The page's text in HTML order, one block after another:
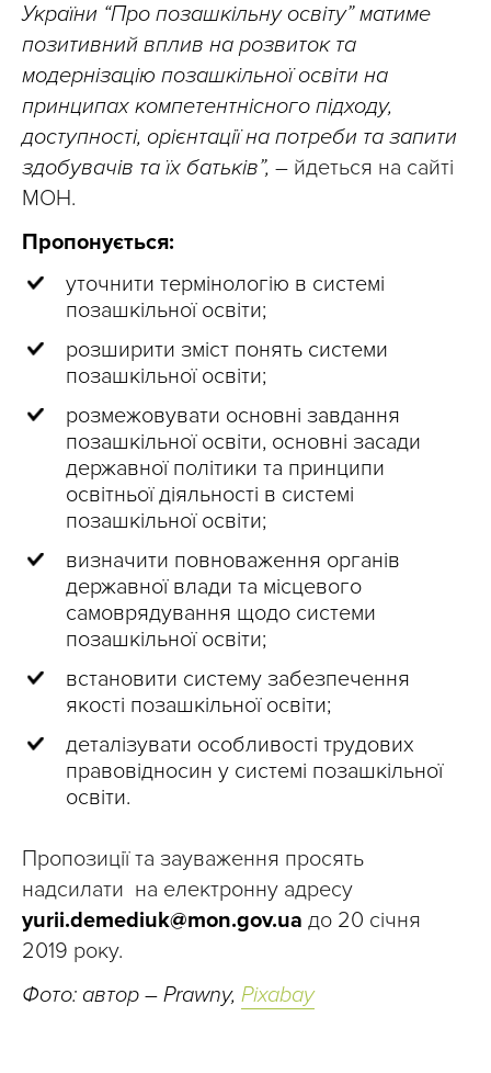
України “Про позашкільну освіту” матиме
позитивний вплив на розвиток та
модернізацію позашкільної освіти на
принципах компетентнісного підходу,
доступності, орієнтації на потреби та запити
здобувачів та їх батьків”, – йдеться на сайті
МОН.
Пропонується:
уточнити термінологію в системі
позашкільної освіти;
розширити зміст понять системи
позашкільної освіти;
розмежовувати основні завдання
позашкільної освіти, основні засади
державної політики та принципи
освітньої діяльності в системі
позашкільної освіти;
визначити повноваження органів
державної влади та місцевого
самоврядування щодо системи
позашкільної освіти;
встановити систему забезпечення
якості позашкільної освіти;
деталізувати особливості трудових
правовідносин у системі позашкільної
освіти.
Пропозиції та зауваження просять
надсилати на електронну адресу
yurii.demediuk@mon.gov.ua до 20 січня
2019 року.
Фото: автор – Prawny, Pixabay